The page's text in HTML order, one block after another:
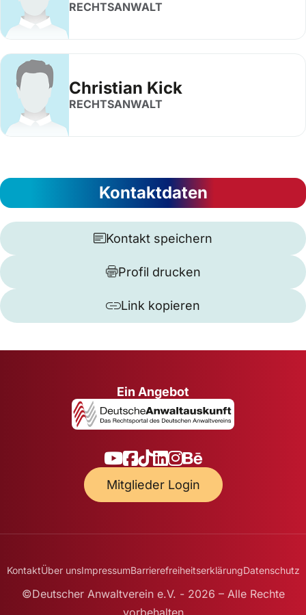
RECHTSANWALT
Christian Kick
RECHTSANWALT
Kontaktdaten
Kontakt speichern
Profil drucken
Link kopieren
Ein Angebot
Mitglieder Login
KontaktÜber unsImpressumBarrierefreiheitserklärungDatenschutz
©Deutscher Anwaltverein e.V. - 2026 – Alle Rechte
vorbehalten